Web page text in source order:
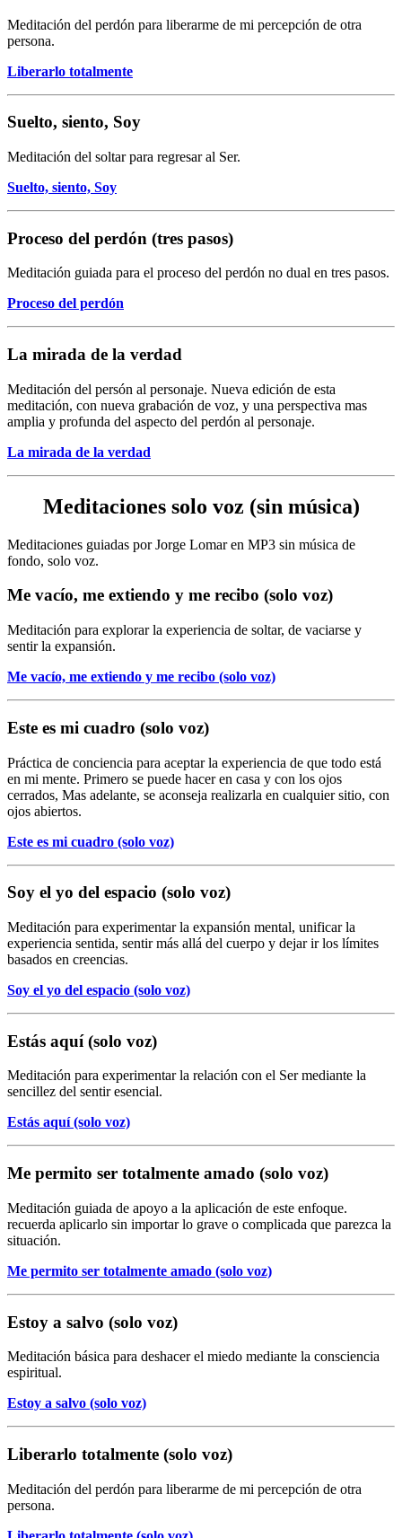
Meditación del perdón para liberarme de mi percepción de otra
persona.
Liberarlo totalmente
Suelto, siento, Soy
Meditación del soltar para regresar al Ser.
Suelto, siento, Soy
Proceso del perdón (tres pasos)
Meditación guiada para el proceso del perdón no dual en tres pasos.
Proceso del perdón
La mirada de la verdad
Meditación del persón al personaje. Nueva edición de esta
meditación, con nueva grabación de voz, y una perspectiva mas
amplia y profunda del aspecto del perdón al personaje.
La mirada de la verdad
Meditaciones solo voz (sin música)
Meditaciones guiadas por Jorge Lomar en MP3 sin música de
fondo, solo voz.
Me vacío, me extiendo y me recibo (solo voz)
Meditación para explorar la experiencia de soltar, de vaciarse y
sentir la expansión.
Me vacío, me extiendo y me recibo (solo voz)
Este es mi cuadro (solo voz)
Práctica de conciencia para aceptar la experiencia de que todo está
en mi mente. Primero se puede hacer en casa y con los ojos
cerrados, Mas adelante, se aconseja realizarla en cualquier sitio, con
ojos abiertos.
Este es mi cuadro (solo voz)
Soy el yo del espacio (solo voz)
Meditación para experimentar la expansión mental, unificar la
experiencia sentida, sentir más allá del cuerpo y dejar ir los límites
basados en creencias.
Soy el yo del espacio (solo voz)
Estás aquí (solo voz)
Meditación para experimentar la relación con el Ser mediante la
sencillez del sentir esencial.
Estás aquí (solo voz)
Me permito ser totalmente amado (solo voz)
Meditación guiada de apoyo a la aplicación de este enfoque.
recuerda aplicarlo sin importar lo grave o complicada que parezca la
situación.
Me permito ser totalmente amado (solo voz)
Estoy a salvo (solo voz)
Meditación básica para deshacer el miedo mediante la consciencia
espiritual.
Estoy a salvo (solo voz)
Liberarlo totalmente (solo voz)
Meditación del perdón para liberarme de mi percepción de otra
persona.